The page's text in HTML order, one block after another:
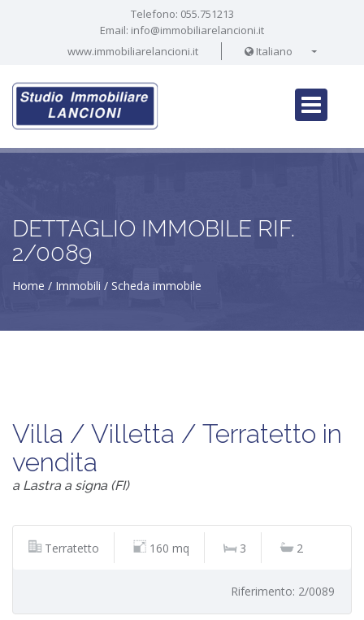
Telefono: 055.751213
Email: info@immobiliarelancioni.it
www.immobiliarelancioni.it
Italiano
DETTAGLIO IMMOBILE RIF.
2/0089
Home Immobili Scheda immobile
Villa / Villetta / Terratetto in
vendita
a Lastra a signa (FI)
Terratetto 160 mq 3 2
Riferimento: 2/0089